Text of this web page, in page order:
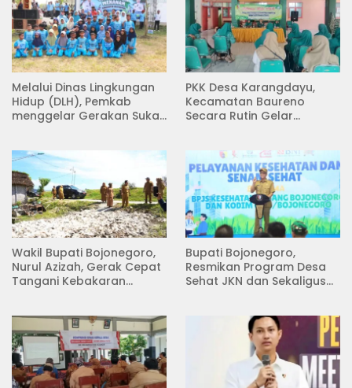
Melalui Dinas Lingkungan
Hidup (DLH), Pemkab
menggelar Gerakan Suka
PKK Desa Karangdayu,
Kecamatan Baureno
Secara Rutin Gelar
Wakil Bupati Bojonegoro,
Nurul Azizah, Gerak Cepat
Tangani Kebakaran
Bupati Bojonegoro,
Resmikan Program Desa
Sehat JKN dan Sekaligus